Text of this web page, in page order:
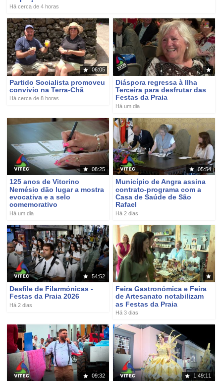
Há cerca de 4 horas
06:05
Partido Socialista promoveu
convívio na Terra-Chã
Há cerca de 8 horas
Diáspora regressa à Ilha
Terceira para desfrutar das
Festas da Praia
Há um dia
08:25
125 anos de Vitorino
Nemésio dão lugar a mostra
evocativa e a selo
comemorativo
Há um dia
05:54
Município de Angra assina
contrato-programa com a
Casa de Saúde de São
Rafael
Há 2 dias
54:52
Desfile de Filarmónicas -
Festas da Praia 2026
Há 2 dias
Feira Gastronómica e Feira
de Artesanato notabilizam
as Festas da Praia
Há 3 dias
09:32 1:49:11